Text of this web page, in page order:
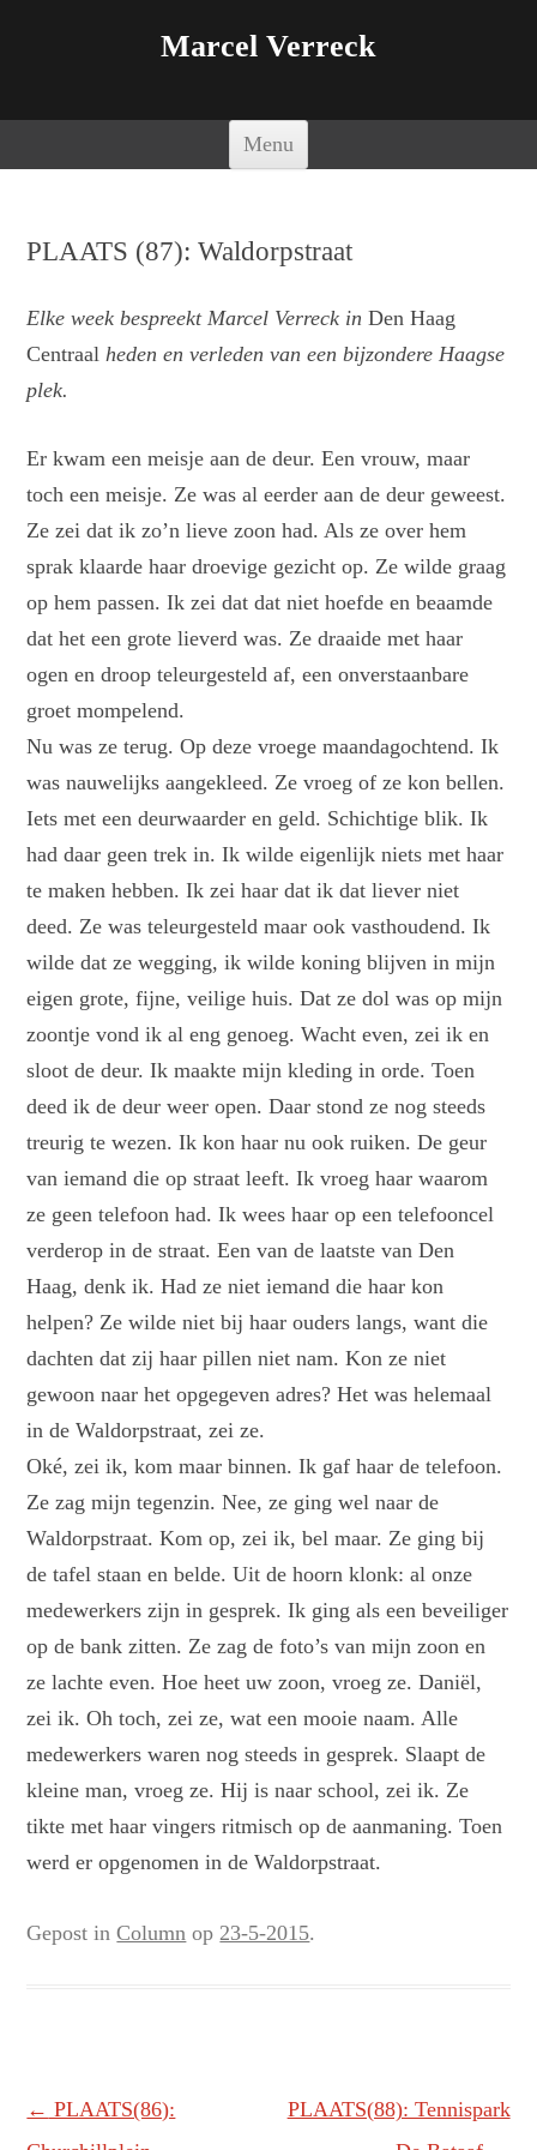
Marcel Verreck
Menu
PLAATS (87): Waldorpstraat
Elke week bespreekt Marcel Verreck in Den Haag
Centraal heden en verleden van een bijzondere Haagse
plek.
Er kwam een meisje aan de deur. Een vrouw, maar
toch een meisje. Ze was al eerder aan de deur geweest.
Ze zei dat ik zo’n lieve zoon had. Als ze over hem
sprak klaarde haar droevige gezicht op. Ze wilde graag
op hem passen. Ik zei dat dat niet hoefde en beaamde
dat het een grote lieverd was. Ze draaide met haar
ogen en droop teleurgesteld af, een onverstaanbare
groet mompelend.
Nu was ze terug. Op deze vroege maandagochtend. Ik
was nauwelijks aangekleed. Ze vroeg of ze kon bellen.
Iets met een deurwaarder en geld. Schichtige blik. Ik
had daar geen trek in. Ik wilde eigenlijk niets met haar
te maken hebben. Ik zei haar dat ik dat liever niet
deed. Ze was teleurgesteld maar ook vasthoudend. Ik
wilde dat ze wegging, ik wilde koning blijven in mijn
eigen grote, fijne, veilige huis. Dat ze dol was op mijn
zoontje vond ik al eng genoeg. Wacht even, zei ik en
sloot de deur. Ik maakte mijn kleding in orde. Toen
deed ik de deur weer open. Daar stond ze nog steeds
treurig te wezen. Ik kon haar nu ook ruiken. De geur
van iemand die op straat leeft. Ik vroeg haar waarom
ze geen telefoon had. Ik wees haar op een telefooncel
verderop in de straat. Een van de laatste van Den
Haag, denk ik. Had ze niet iemand die haar kon
helpen? Ze wilde niet bij haar ouders langs, want die
dachten dat zij haar pillen niet nam. Kon ze niet
gewoon naar het opgegeven adres? Het was helemaal
in de Waldorpstraat, zei ze.
Oké, zei ik, kom maar binnen. Ik gaf haar de telefoon.
Ze zag mijn tegenzin. Nee, ze ging wel naar de
Waldorpstraat. Kom op, zei ik, bel maar. Ze ging bij
de tafel staan en belde. Uit de hoorn klonk: al onze
medewerkers zijn in gesprek. Ik ging als een beveiliger
op de bank zitten. Ze zag de foto’s van mijn zoon en
ze lachte even. Hoe heet uw zoon, vroeg ze. Daniël,
zei ik. Oh toch, zei ze, wat een mooie naam. Alle
medewerkers waren nog steeds in gesprek. Slaapt de
kleine man, vroeg ze. Hij is naar school, zei ik. Ze
tikte met haar vingers ritmisch op de aanmaning. Toen
werd er opgenomen in de Waldorpstraat.
Gepost inColumn op 23-5-2015.
Berichtnavigatie
← PLAATS(86):
PLAATS(88): Tennispark